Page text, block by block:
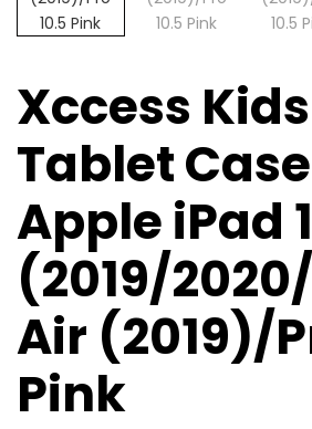
Xccess
Tablet
Apple iPad
(2019/
Air (2019)/
Pink